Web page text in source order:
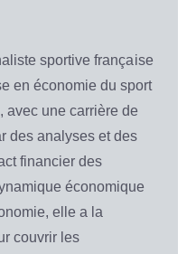
sportive française
en économie du sport
avec une carrière de
des analyses et des
financier des
économique
elle a la
couvrir les